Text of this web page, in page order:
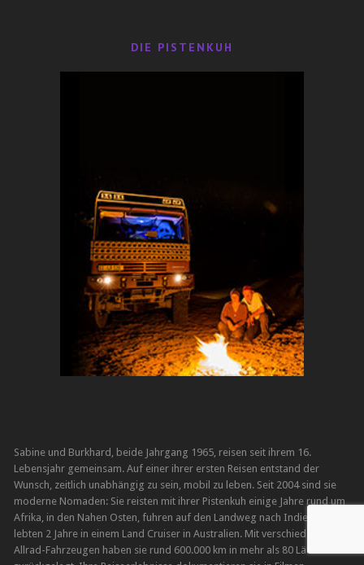
DIE PISTENKUH
Sabine und Burkhard, beide Jahrgang 1965, reisen seit ihrem 16.
Lebensjahr gemeinsam. Auf einer ihrer ersten Reisen entstand der
Wunsch, zeitlich unabhängig zu sein, mobil zu leben. Seit 2004 sind sie
moderne Nomaden: Sie reisten mit ihrer Pistenkuh einige Jahre rund um
Afrika, in den Nahen Osten, fuhren auf den Landweg nach Indien und
lebten 2 Jahre in einem Land Cruiser in Australien. Mit verschiedenen
Allrad-Fahrzeugen haben sie rund 600.000 km in mehr als 80 Ländern